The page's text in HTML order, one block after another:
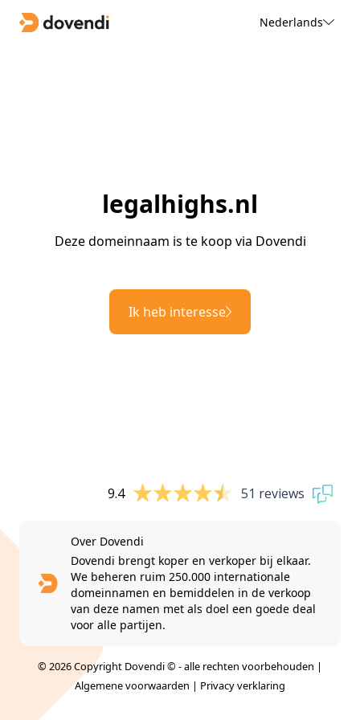
Nederlands
legalhighs.nl
Deze domeinnaam is te koop via Dovendi
Ik heb interesse
9.4 51 reviews
Over Dovendi
Dovendi brengt koper en verkoper bij elkaar.
We beheren ruim 250.000 internationale
domeinnamen en bemiddelen in de verkoop
van deze namen met als doel een goede deal
voor alle partijen.
© 2026 Copyright Dovendi © - alle rechten voorbehouden |
Algemene voorwaarden | Privacy verklaring